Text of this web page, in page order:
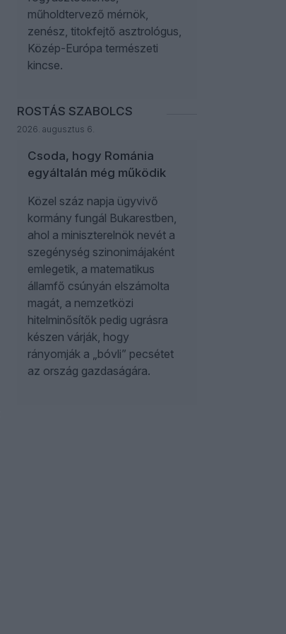
műholdtervező mérnök,
zenész, titokfejtő asztrológus,
Közép-Európa természeti
kincse.
ROSTÁS SZABOLCS
2026. augusztus 6.
Csoda, hogy Románia
egyáltalán még működik
Közel száz napja ügyvivő
kormány fungál Bukarestben,
ahol a miniszterelnök nevét a
szegénység szinonimájaként
emlegetik, a matematikus
államfő csúnyán elszámolta
magát, a nemzetközi
hitelminősítők pedig ugrásra
készen várják, hogy
rányomják a „bóvli” pecsétet
az ország gazdaságára.